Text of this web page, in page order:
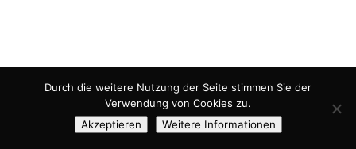
Durch die weitere Nutzung der Seite stimmen Sie der
Verwendung von Cookies zu.
Akzeptieren
Weitere Informationen